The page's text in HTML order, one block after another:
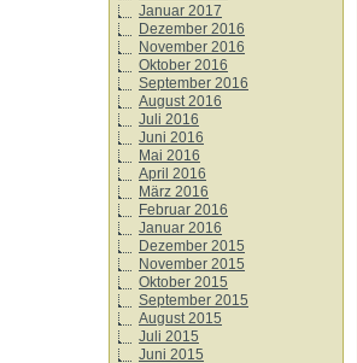
Januar 2017
Dezember 2016
November 2016
Oktober 2016
September 2016
August 2016
Juli 2016
Juni 2016
Mai 2016
April 2016
März 2016
Februar 2016
Januar 2016
Dezember 2015
November 2015
Oktober 2015
September 2015
August 2015
Juli 2015
Juni 2015